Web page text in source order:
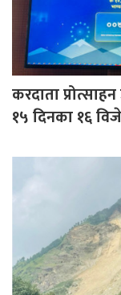
करदाता
१५ दिनका १६